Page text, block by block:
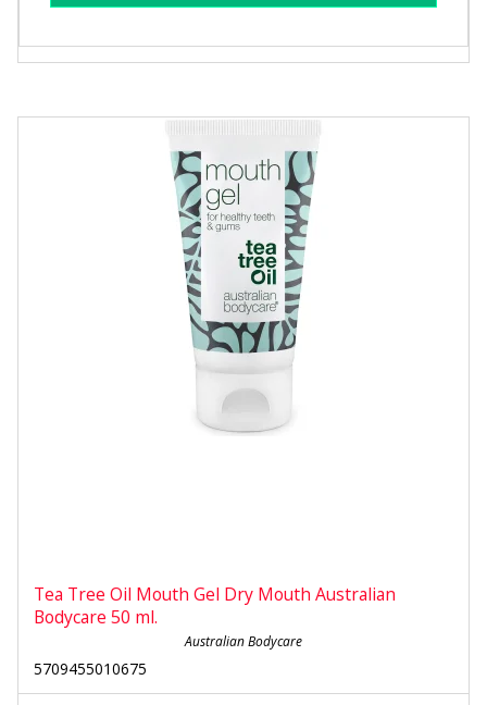
Tea Tree Oil Mouth Gel Dry Mouth Australian
Bodycare 50 ml.
Australian Bodycare
5709455010675